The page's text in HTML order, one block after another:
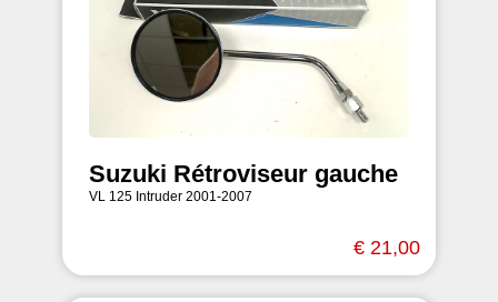
Suzuki Rétroviseur gauche
VL 125 Intruder 2001-2007
€ 21,00